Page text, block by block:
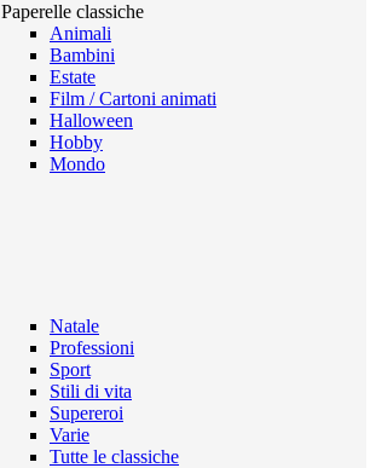
Paperelle classiche
Animali
Bambini
Estate
Film / Cartoni animati
Halloween
Hobby
Mondo
Natale
Professioni
Sport
Stili di vita
Supereroi
Varie
Tutte le classiche